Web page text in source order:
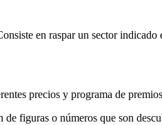
en raspar un sector
precios y programa de
figuras o números que son